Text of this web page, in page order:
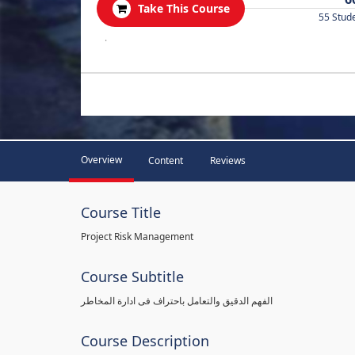
Take This Course
55
.
Overview Content Reviews
Course Title
Project Risk Management
Course Subtitle
الفهم الدقيق والتعامل باحتراف فى ادارة المخاطر
Course Description